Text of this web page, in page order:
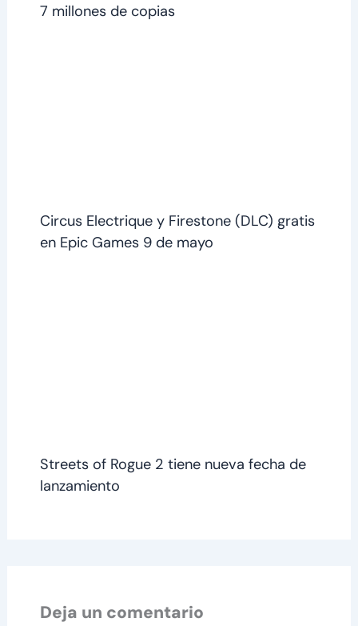
7 millones de copias
Circus Electrique y Firestone (DLC) gratis
en Epic Games 9 de mayo
Streets of Rogue 2 tiene nueva fecha de
lanzamiento
Deja un comentario